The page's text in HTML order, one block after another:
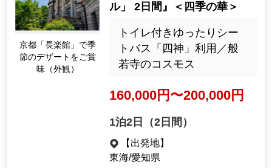
京都「長楽館」で季
節のデザートをご賞
味（外観）
ル」 2日間』＜四季の華＞
トイレ付きゆったりシー
トバス「四神」利用／般
若寺のコスモス
160,000円〜200,000円
1泊2日（2日間）
【出発地】
東海/愛知県